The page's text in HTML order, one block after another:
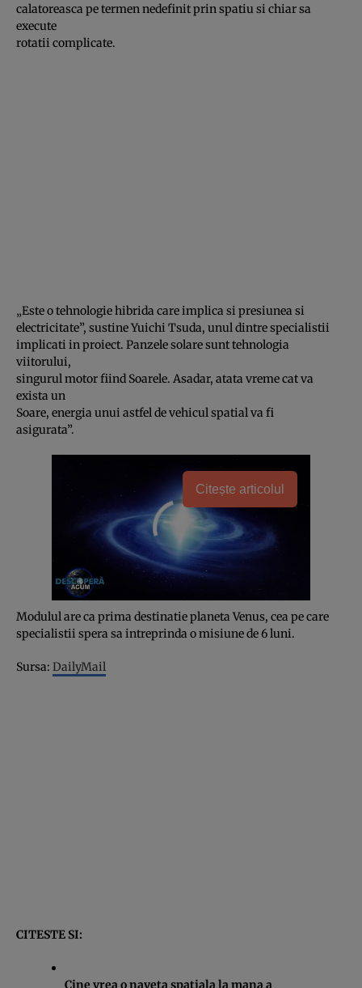
calatoreasca pe termen nedefinit prin spatiu si chiar sa
execute
rotatii complicate.
„Este o tehnologie hibrida care implica si presiunea si
electricitate”, sustine Yuichi Tsuda, unul dintre specialistii
implicati in proiect. Panzele solare sunt tehnologia
viitorului,
singurul motor fiind Soarele. Asadar, atata vreme cat va
exista un
Soare, energia unui astfel de vehicul spatial va fi
asigurata”.
Citește articolul
Modulul are ca prima destinatie planeta Venus, cea pe care
specialistii spera sa intreprinda o misiune de 6 luni.
Sursa: DailyMail
CITESTE SI:
Cine vrea o naveta spatiala la mana a